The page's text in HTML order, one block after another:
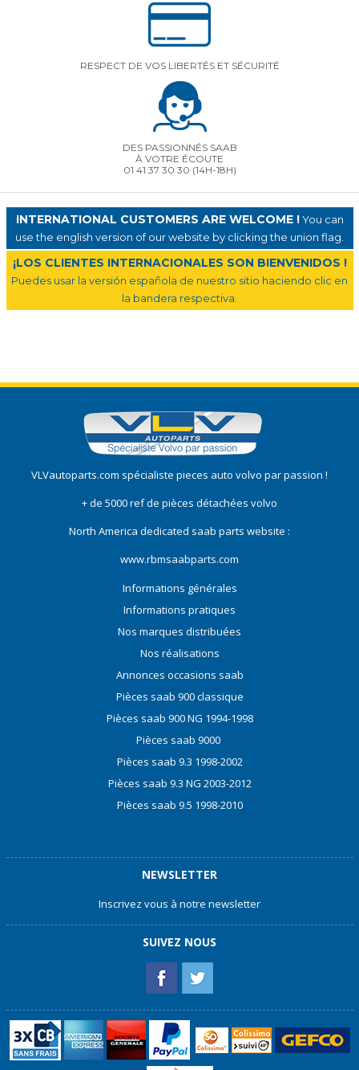
RESPECT DE VOS LIBERTÉS ET SÉCURITÉ
DES PASSIONNÉS SAAB
À VOTRE ÉCOUTE
01 41 37 30 30 (14H-18H)
INTERNATIONAL CUSTOMERS ARE WELCOME !You can
use the english version of our website by clicking the union flag.
¡LOS CLIENTES INTERNACIONALES SON BIENVENIDOS !
Puedes usar la versión española de nuestro sitio haciendo clic en
la bandera respectiva.
VLVautoparts.com spécialiste pieces auto volvo par passion !
+ de 5000 ref de pièces détachées volvo
North America dedicated saab parts website :
www.rbmsaabparts.com
Informations générales
Informations pratiques
Nos marques distribuées
Nos réalisations
Annonces occasions saab
Pièces saab 900 classique
Pièces saab 900 NG 1994-1998
Pièces saab 9000
Pièces saab 9.3 1998-2002
Pièces saab 9.3 NG 2003-2012
Pièces saab 9.5 1998-2010
NEWSLETTER
Inscrivez vous à notre newsletter
SUIVEZ NOUS